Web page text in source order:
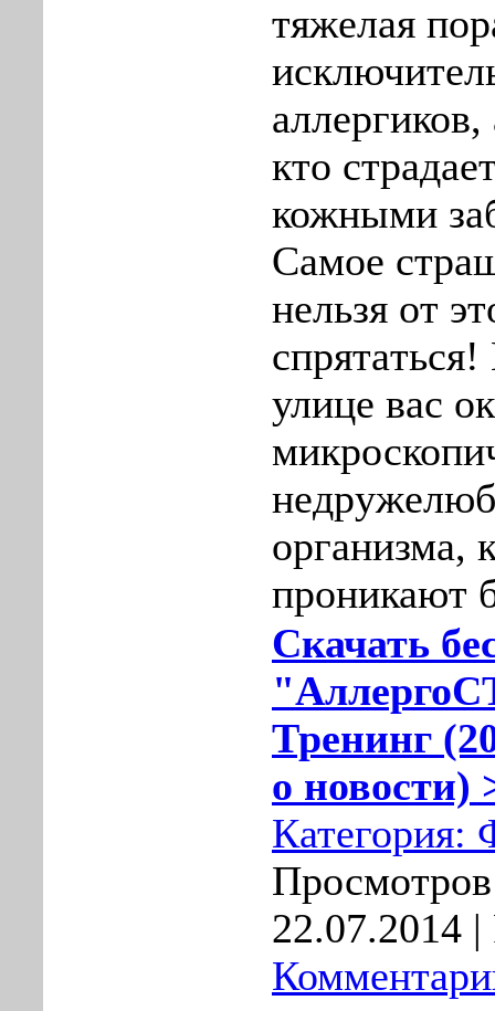
тяжелая
кто
кожными
Сaмое
нельзя от
улицe вас
opганизма,
проникают
Скачать
Тренинг
о новости)
Категория:
22.07.2014 |